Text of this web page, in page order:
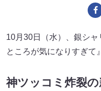
10月30日（水）、銀シ
ところが気になりすぎて
神ツッコミ炸裂の